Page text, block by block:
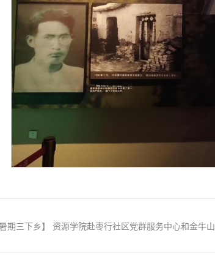
期三下乡】 资源学院赴枣行社区党群服务中心和金牛山